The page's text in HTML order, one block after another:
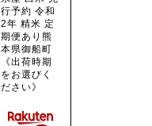
行予約 令和
2年 精米 定
期便あり熊
本県御船町
《出荷時期
をお選びく
ださい》